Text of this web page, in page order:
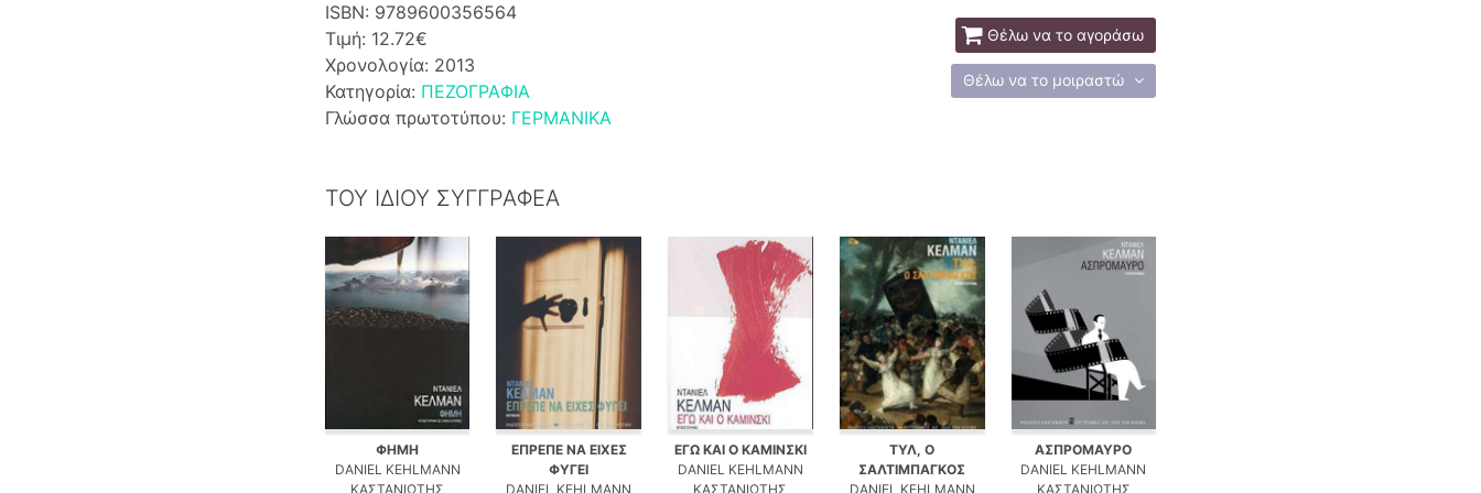
ISBN: 9789600356564
Τιμή: 12.72€
Χρονολογία: 2013
Κατηγορία: ΠΕΖΟΓΡΑΦΙΑ
Γλώσσα πρωτοτύπου: ΓΕΡΜΑΝΙΚΑ
Θέλω να το αγοράσω
Θέλω να το μοιραστώ
ΤΟΥ ΙΔΙΟΥ ΣΥΓΓΡΑΦΕΑ
ΦΗΜΗ
DANIEL KEHLMANN
ΚΑΣΤΑΝΙΩΤΗΣ
ΕΠΡΕΠΕ ΝΑ ΕΙΧΕΣ
ΦΥΓΕΙ
DANIEL KEHLMANN
ΕΓΩ ΚΑΙ Ο ΚΑΜΙΝΣΚΙ
DANIEL KEHLMANN
ΚΑΣΤΑΝΙΩΤΗΣ
ΤΥΛ, Ο
ΣΑΛΤΙΜΠΑΓΚΟΣ
DANIEL KEHLMANN
ΑΣΠΡΟΜΑΥΡΟ
DANIEL KEHLMANN
ΚΑΣΤΑΝΙΩΤΗΣ